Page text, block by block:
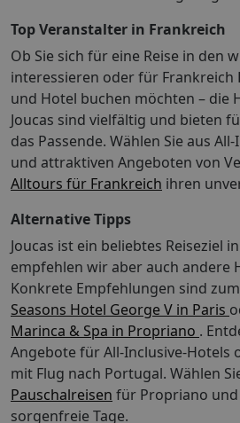
tagesaktuellen Preisen buchbar.
beachten Sie! Bei einer Paketreise
Flug ist das Zug zum Flug Ticket
Deutschland (und dem
zubuchbar. Das Zug zum Flug
Buchung einer reinen
Hotelleistung ohne Flug, Buchung
Hotel, Ausflüge oder Mietwagen)
dazu gebuchten Flug Buchung
kann das Zug zum Flug Ticket
gebucht werden) Reisen von
innerdeutschen Flugreisen
Flughäfen, auch nicht für die
zur Grenze Für aus dem Ausland
Deutschland Gäste gilt für
Flughäfen das Zug zum Flug
innerhalb Deutschlands. Bei
im Internet ist das Zug zum Flug
inkludiert. Das Zug zum Flug
mit der Deutschen Bahn AG. Mehr
Top Veranstalter in Frankreich
Ob Sie sich für eine Reise in den
interessieren oder für Frankreich
und Hotel buchen möchten – die
Joucas sind vielfältig und bieten
das Passende. Wählen Sie aus
und attraktiven Angeboten von
Alltours für Frankreich ihren
Alternative Tipps
Joucas ist ein beliebtes Reiseziel
empfehlen wir aber auch andere
Konkrete Empfehlungen sind
Seasons Hotel George V in Paris
Marinca & Spa in Propriano .
Angebote für All-Inclusive-Hotels
mit Flug nach Portugal. Wählen
Pauschalreisen für Propriano und
sorgenfreie Tage.